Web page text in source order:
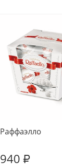
Раффаэлло
940 ₽